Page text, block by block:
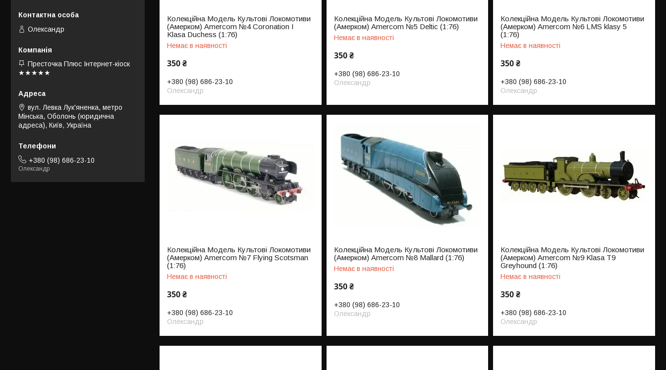
Колекційна Модель Культові Локомотиви
(Амерком) Amercom №4 Coronation I
Klasa Duchess (1:76)
Немає в наявності
350 ₴
+380 (98) 686-23-10
Олександр
Колекційна Модель Культові Локомотиви
(Амерком) Amercom №5 Deltic (1:76)
Немає в наявності
350 ₴
+380 (98) 686-23-10
Олександр
Колекційна Модель Культові Локомотиви
(Амерком) Amercom №6 LMS klasy 5
(1:76)
Немає в наявності
350 ₴
+380 (98) 686-23-10
Олександр
Колекційна Модель Культові Локомотиви
(Амерком) Amercom №7 Flying Scotsman
(1:76)
Немає в наявності
350 ₴
+380 (98) 686-23-10
Олександр
Колекційна Модель Культові Локомотиви
(Амерком) Amercom №8 Mallard (1:76)
Немає в наявності
350 ₴
+380 (98) 686-23-10
Олександр
Колекційна Модель Культові Локомотиви
(Амерком) Amercom №9 Klasa T9
Greyhound (1:76)
Немає в наявності
350 ₴
+380 (98) 686-23-10
Олександр
Олександр
Престочка Плюс Інтернет-кіоск
★★★★★
вул. Левка Лук'яненка, метро
Мінська, Оболонь (юридична
адреса), Київ, Україна
+380 (98) 686-23-10
Олександр